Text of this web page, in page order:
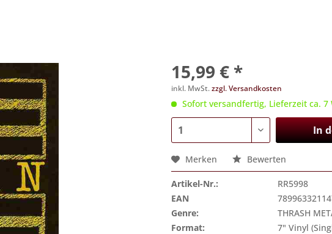
15,99 € *
inkl. MwSt.zzgl. Versandkosten
Sofort versandfertig, Lieferzeit ca. 7
In
Merken Bewerten
Artikel-Nr.:
RR5998
EAN
Genre:
THRASH
Format:
7" Vinyl